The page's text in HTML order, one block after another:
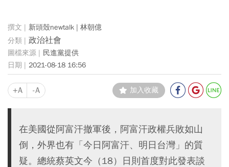
新頭殼newtalk | 林朝億
政治社會
民進黨提供
2021-08-18 16:56
+A -A 加入收藏
在美國從阿富汗撤軍後，阿富汗政權兵敗如山
倒，外界也有「今日阿富汗、明日台灣」的質
疑。總統蔡英文今（18）日則首度對此發表談